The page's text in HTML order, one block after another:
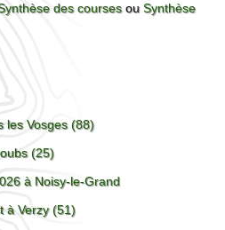
des coursesouSynthèse
les Vosges (88)
(25)
à Noisy-le-Grand
à Verzy (51)